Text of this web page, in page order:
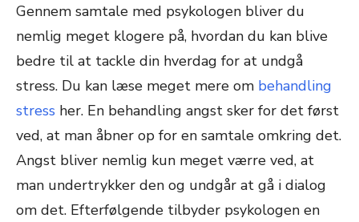
Gennem samtale med psykologen bliver du
nemlig meget klogere på, hvordan du kan blive
bedre til at tackle din hverdag for at undgå
stress. Du kan læse meget mere om behandling
stress her. En behandling angst sker for det først
ved, at man åbner op for en samtale omkring det.
Angst bliver nemlig kun meget værre ved, at
man undertrykker den og undgår at gå i dialog
om det. Efterfølgende tilbyder psykologen en